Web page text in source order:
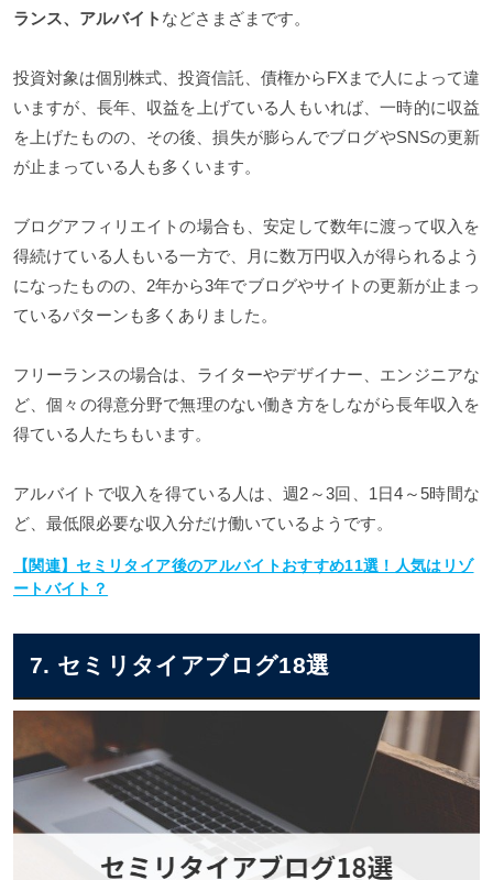
ランス、アルバイト などさまざまです。
投資対象は個別株式、投資信託、債権からFXまで人によって違
いますが、長年、収益を上げている人もいれば、一時的に収益
を上げたものの、その後、損失が膨らんでブログやSNSの更新
が止まっている人も多くいます。
ブログアフィリエイトの場合も、安定して数年に渡って収入を
得続けている人もいる一方で、月に数万円収入が得られるよう
になったものの、2年から3年でブログやサイトの更新が止まっ
ているパターンも多くありました。
フリーランスの場合は、ライターやデザイナー、エンジニアな
ど、個々の得意分野で無理のない働き方をしながら長年収入を
得ている人たちもいます。
アルバイトで収入を得ている人は、週2～3回、1日4～5時間な
ど、最低限必要な収入分だけ働いているようです。
【関連】セミリタイア後のアルバイトおすすめ11選！人気はリゾ
ートバイト？
7. セミリタイアブログ18選